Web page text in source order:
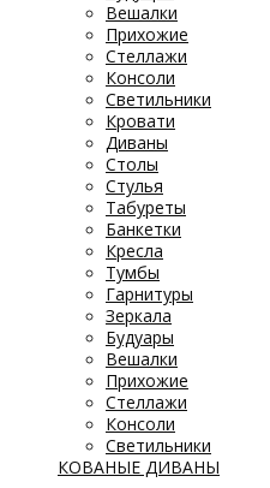
Вешалки
Прихожие
Стеллажи
Консоли
Светильники
Кровати
Диваны
Столы
Стулья
Табуреты
Банкетки
Кресла
Тумбы
Гарнитуры
Зеркала
Будуары
Вешалки
Прихожие
Стеллажи
Консоли
Светильники
КОВАНЫЕ ДИВАНЫ